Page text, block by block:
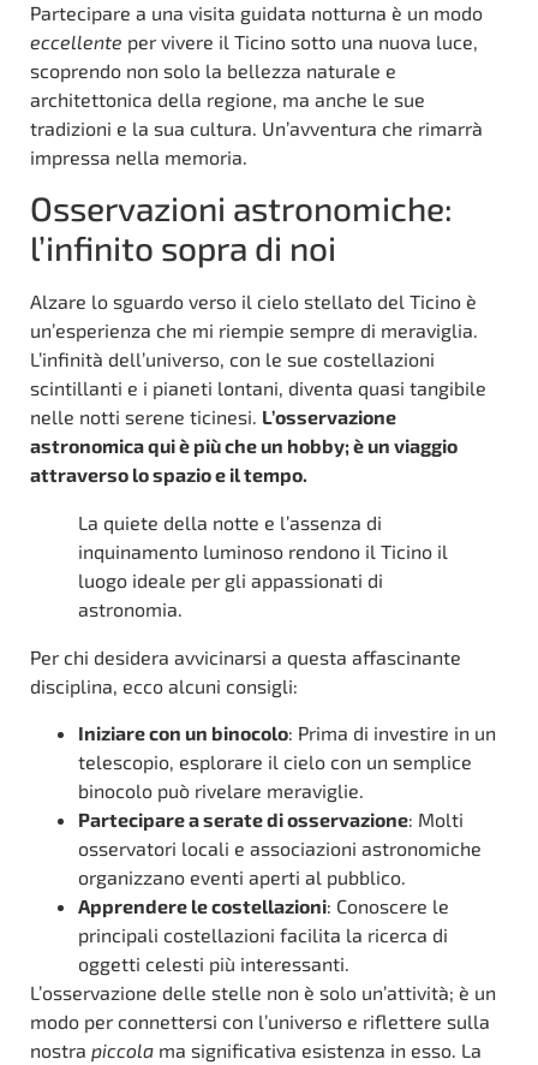
Partecipare a una visita guidata notturna è un modo
eccellente per vivere il Ticino sotto una nuova luce,
scoprendo non solo la bellezza naturale e
architettonica della regione, ma anche le sue
tradizioni e la sua cultura. Un’avventura che rimarrà
impressa nella memoria.
Osservazioni astronomiche:
l’infinito sopra di noi
Alzare lo sguardo verso il cielo stellato del Ticino è
un’esperienza che mi riempie sempre di meraviglia.
L’infinità dell’universo, con le sue costellazioni
scintillanti e i pianeti lontani, diventa quasi tangibile
nelle notti serene ticinesi. L’osservazione
astronomica qui è più che un hobby; è un viaggio
attraverso lo spazio e il tempo.
La quiete della notte e l’assenza di
inquinamento luminoso rendono il Ticino il
luogo ideale per gli appassionati di
astronomia.
Per chi desidera avvicinarsi a questa affascinante
disciplina, ecco alcuni consigli:
Iniziare con un binocolo: Prima di investire in un
telescopio, esplorare il cielo con un semplice
binocolo può rivelare meraviglie.
Partecipare a serate di osservazione: Molti
osservatori locali e associazioni astronomiche
organizzano eventi aperti al pubblico.
Apprendere le costellazioni: Conoscere le
principali costellazioni facilita la ricerca di
oggetti celesti più interessanti.
L’osservazione delle stelle non è solo un’attività; è un
modo per connettersi con l’universo e riflettere sulla
nostra piccola ma significativa esistenza in esso. La